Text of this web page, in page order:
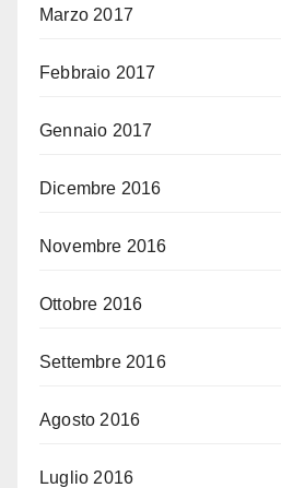
Marzo 2017
Febbraio 2017
Gennaio 2017
Dicembre 2016
Novembre 2016
Ottobre 2016
Settembre 2016
Agosto 2016
Luglio 2016